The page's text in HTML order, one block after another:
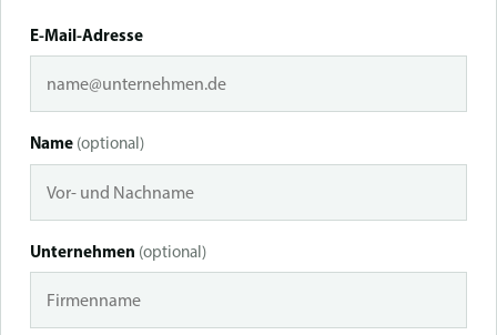
E-Mail-Adresse
Name (optional)
Unternehmen (optional)